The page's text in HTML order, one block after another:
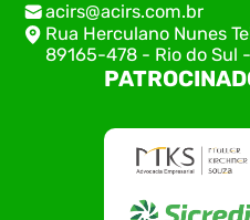
acirs@acirs.com.br
Rua Herculano Nunes
89165-478 - Rio do Sul